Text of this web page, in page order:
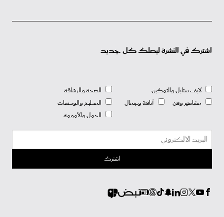
اشترك في النشرة ليصلك كل جديد
لايف ستايل والتمكين
مشاهير وفن
أناقة وجمال
الصحة والرشاقة
المطبخ والوصفات
الحمل والأمومة